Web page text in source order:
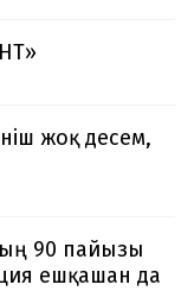
жоқ десем,
90 пайызы
ешқашан да